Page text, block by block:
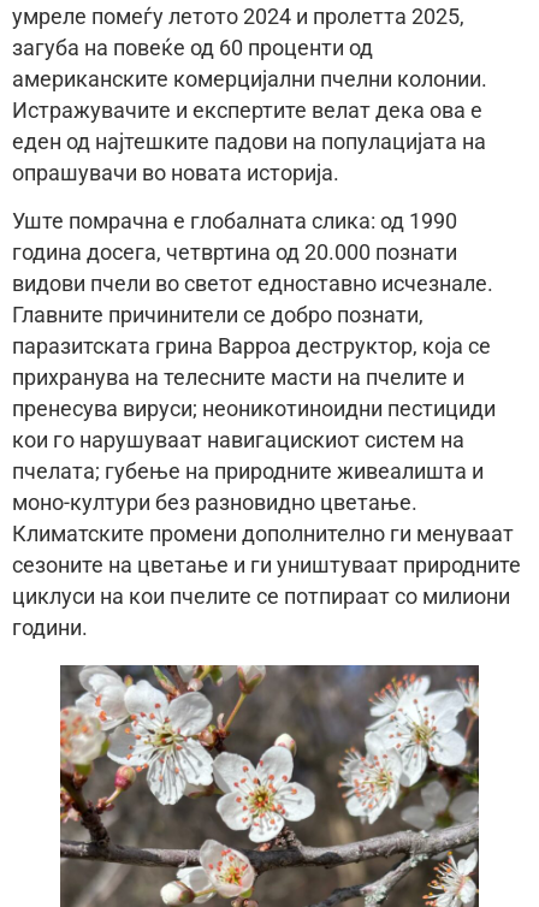
умреле помеѓу летото 2024 и пролетта 2025,
загуба на повеќе од 60 проценти од
американските комерцијални пчелни колонии.
Истражувачите и експертите велат дека ова е
еден од најтешките падови на популацијата на
опрашувачи во новата историја.
Уште помрачна е глобалната слика: од 1990
година досега, четвртина од 20.000 познати
видови пчели во светот едноставно исчезнале.
Главните причинители се добро познати,
паразитската грина Варроа деструктор, која се
прихранува на телесните масти на пчелите и
пренесува вируси; неоникотиноидни пестициди
кои го нарушуваат навигацискиот систем на
пчелата; губење на природните живеалишта и
моно-култури без разновидно цветање.
Климатските промени дополнително ги менуваат
сезоните на цветање и ги уништуваат природните
циклуси на кои пчелите се потпираат со милиони
години.